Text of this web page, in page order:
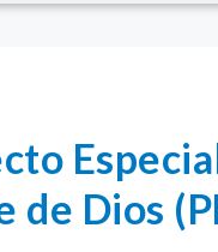
de Dios